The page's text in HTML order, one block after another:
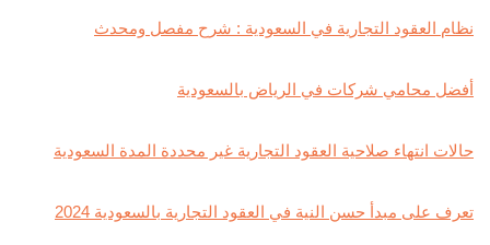
نظام العقود التجارية في السعودية : شرح مفصل ومحدث
أفضل محامي شركات في الرياض بالسعودية
حالات انتهاء صلاحية العقود التجارية غير محددة المدة السعودية
تعرف على مبدأ حسن النية في العقود التجارية بالسعودية 2024